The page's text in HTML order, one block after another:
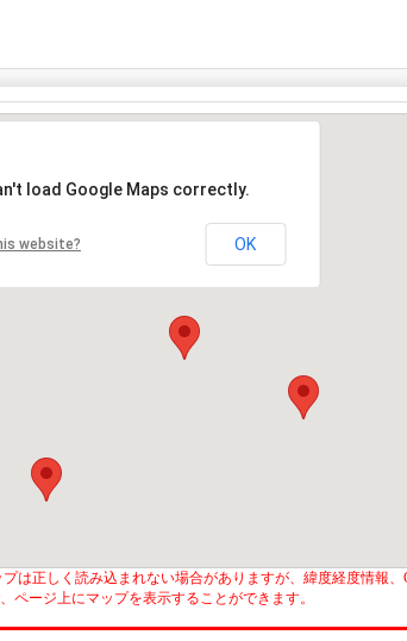
load Google Maps correctly.
website? OK
は正しく読み込まれない場合がありますが、緯度経度情報、
ページ上にマップを表示することができます。